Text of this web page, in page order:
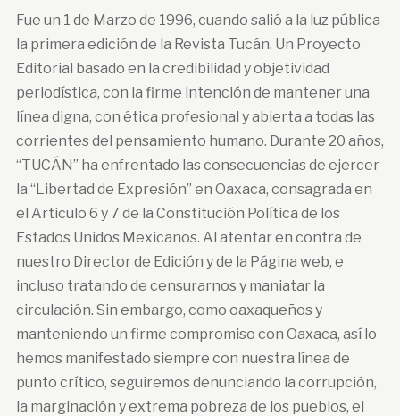
Fue un 1 de Marzo de 1996, cuando salió a la luz pública
la primera edición de la Revista Tucán. Un Proyecto
Editorial basado en la credibilidad y objetividad
periodística, con la firme intención de mantener una
línea digna, con ética profesional y abierta a todas las
corrientes del pensamiento humano. Durante 20 años,
“TUCÁN” ha enfrentado las consecuencias de ejercer
la “Libertad de Expresión” en Oaxaca, consagrada en
el Articulo 6 y 7 de la Constitución Política de los
Estados Unidos Mexicanos. Al atentar en contra de
nuestro Director de Edición y de la Página web, e
incluso tratando de censurarnos y maniatar la
circulación. Sin embargo, como oaxaqueños y
manteniendo un firme compromiso con Oaxaca, así lo
hemos manifestado siempre con nuestra línea de
punto crítico, seguiremos denunciando la corrupción,
la marginación y extrema pobreza de los pueblos, el